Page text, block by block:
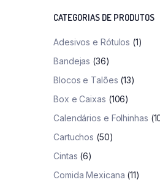
CATEGORIAS DE PRODUTOS
Adesivos e Rótulos (1)
Bandejas (36)
Blocos e Talões (13)
Box e Caixas (106)
Calendários e Folhinhas
Cartuchos (50)
Cintas (6)
Comida Mexicana (11)